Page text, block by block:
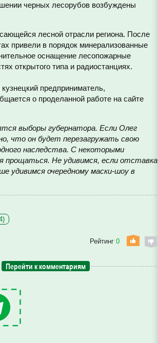
черных лесорубов возбуждены
лесной отрасли региона. После
привели в порядок минерализованные
оснащение лесопожарные
открытого типа и радиостанциях.
предприниматель,
о проделанной работе на сайте
выборы губернатора. Если Олег
что он будет перезагружать свою
наследства. С некоторыми
прощаться. Не удивимся, если отставка
удивимся очередному маски-шоу в
Рейтинг 0
Перейти к комментариям